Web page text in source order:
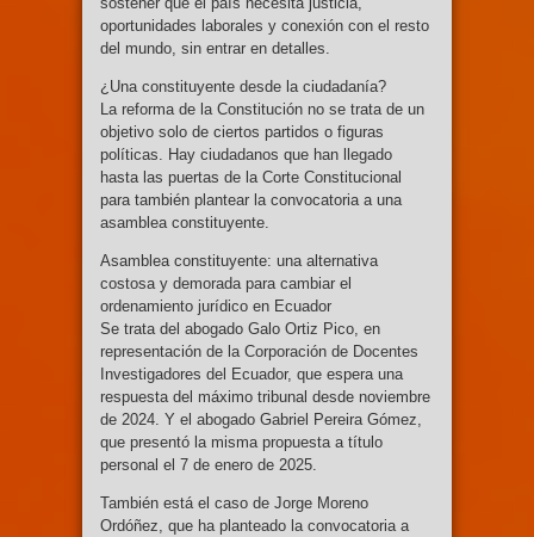
oportunidades laborales y conexión con el resto
del mundo, sin entrar en detalles.
¿Una constituyente desde la ciudadanía?
La reforma de la Constitución no se trata de un
objetivo solo de ciertos partidos o figuras
políticas. Hay ciudadanos que han llegado
hasta las puertas de la Corte Constitucional
para también plantear la convocatoria a una
asamblea constituyente.
Asamblea constituyente: una alternativa
costosa y demorada para cambiar el
ordenamiento jurídico en Ecuador
Se trata del abogado Galo Ortiz Pico, en
representación de la Corporación de Docentes
Investigadores del Ecuador, que espera una
respuesta del máximo tribunal desde noviembre
de 2024. Y el abogado Gabriel Pereira Gómez,
que presentó la misma propuesta a título
personal el 7 de enero de 2025.
También está el caso de Jorge Moreno
Ordóñez, que ha planteado la convocatoria a